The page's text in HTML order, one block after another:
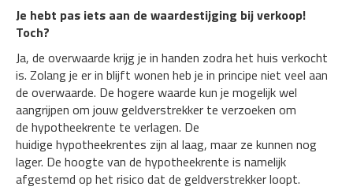
Je hebt pas iets aan de waardestijging bij verkoop!
Toch?
Ja, de overwaarde krijg je in handen zodra het huis verkocht
is. Zolang je er in blijft wonen heb je in principe niet veel aan
de overwaarde. De hogere waarde kun je mogelijk wel
aangrijpen om jouw geldverstrekker te verzoeken om
de hypotheekrente te verlagen. De
huidige hypotheekrentes zijn al laag, maar ze kunnen nog
lager. De hoogte van de hypotheekrente is namelijk
afgestemd op het risico dat de geldverstrekker loopt.